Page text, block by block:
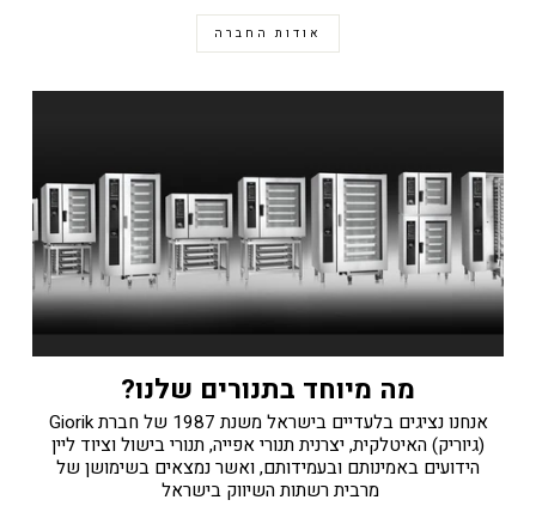
אודות החברה
מה מיוחד בתנורים שלנו?
אנחנו נציגים בלעדיים בישראל משנת 1987 של חברת Giorik
(גיוריק) האיטלקית, יצרנית תנורי אפייה, תנורי בישול וציוד ליין
הידועים באמינותם ובעמידותם, ואשר נמצאים בשימושן של
מרבית רשתות השיווק בישראל